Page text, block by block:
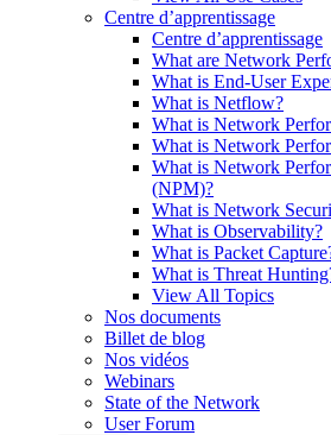
Centre d’apprentissage
Centre d’apprentissage
What are Network
What is End-User
What is Netflow?
What is Network
What is Network
What is Network
(NPM)?
What is Network
What is Observability?
What is Packet
What is Threat
View All Topics
Nos documents
Billet de blog
Nos vidéos
Webinars
State of the Network
User Forum